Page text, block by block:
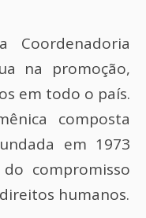
na promoção,
em todo o país.
composta
em 1973
compromisso
humanos.